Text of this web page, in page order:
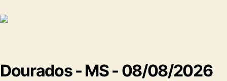
Dourados - MS - 08/08/2026